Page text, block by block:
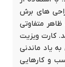
های برش
متفاوتی
کارت ویزیت
یاد ماندنی
و کارهایی